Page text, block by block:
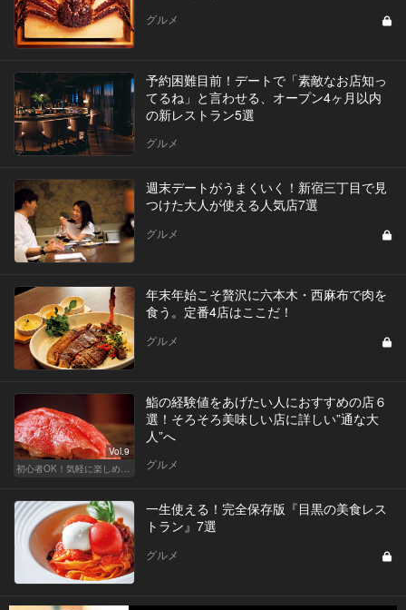
グルメ
予約困難目前！デートで「素敵なお店知っ
てるね」と言わせる、オープン4ヶ月以内
の新レストラン5選
グルメ
週末デートがうまくいく！新宿三丁目で見
つけた大人が使える人気店7選
グルメ
年末年始こそ贅沢に六本木・西麻布で肉を
食う。定番4店はここだ！
グルメ
Vol.9
鮨の経験値をあげたい人におすすめの店６
選！そろそろ美味しい店に詳しい”通な大
人”へ
グルメ
一生使える！完全保存版『目黒の美食レス
トラン』7選
グルメ